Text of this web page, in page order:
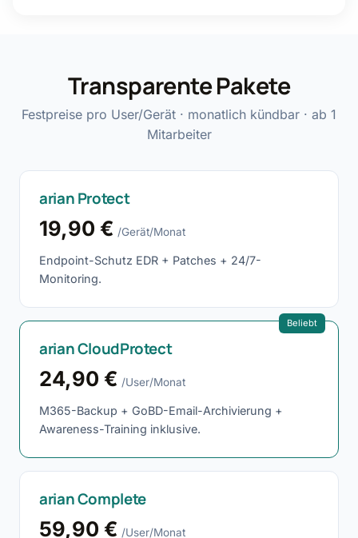
Transparente Pakete
Festpreise pro User/Gerät · monatlich kündbar · ab 1
Mitarbeiter
arian Protect
19,90 € /Gerät/Monat
Endpoint-Schutz EDR + Patches + 24/7-
Monitoring.
Beliebt
arian CloudProtect
24,90 € /User/Monat
M365-Backup + GoBD-Email-Archivierung +
Awareness-Training inklusive.
arian Complete
59,90 € /User/Monat